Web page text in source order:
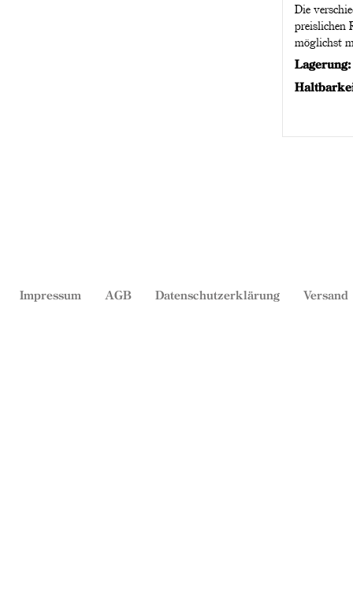
Die
preislichen
möglichst
Impressum AGB Datenschutzerklärung Versand